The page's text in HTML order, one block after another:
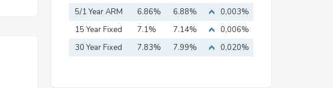
5/1 Year ARM 6.86% 6.88%
0,003%
15 Year Fixed
Mortgage
7.1% 7.14%
0,006%
30 Year Fixed
7.83% 7.99% 0,020%